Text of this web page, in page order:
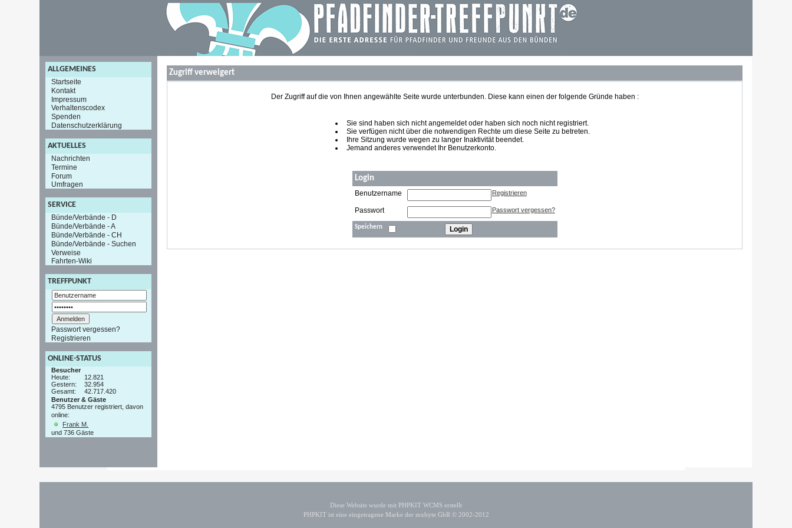
ALLGEMEINES
Startseite
Kontakt
Impressum
Verhaltenscodex
Spenden
Datenschutzerklärung
AKTUELLES
Nachrichten
Termine
Forum
Umfragen
SERVICE
Bünde/Verbände - D
Bünde/Verbände - A
Bünde/Verbände - CH
Bünde/Verbände - Suchen
Verweise
Fahrten-Wiki
TREFFPUNKT
Passwort vergessen?
Registrieren
ONLINE-STATUS
Besucher
Heute:
12.821
Gestern:
32.954
Gesamt:
42.717.420
Benutzer & Gäste
4795 Benutzer registriert, davon
online:
Frank M.
und 736 Gäste
Zugriff verweigert
Der Zugriff auf die von Ihnen angewählte Seite wurde unterbunden. Diese kann einen der folgende Gründe haben :
Sie sind haben sich nicht angemeldet oder haben sich noch nicht registriert.
Sie verfügen nicht über die notwendigen Rechte um diese Seite zu betreten.
Ihre Sitzung wurde wegen zu langer Inaktivität beendet.
Jemand anderes verwendet Ihr Benutzerkonto.
Login
Benutzername Registrieren
Passwort Passwort vergessen?
Speichern
Diese Website wurde mit PHPKIT WCMS erstellt
PHPKIT ist eine eingetragene Marke der mxbyte GbR © 2002-2012